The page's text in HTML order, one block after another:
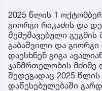
2025 წლის 1
გიორგი რიკაძის და
შემუშავებული
გაბაშვილი და
დაესხნენ გიგა
ჯანმრთელობის მძიმე
შედეგადაც 2025
დაწესებულებაში